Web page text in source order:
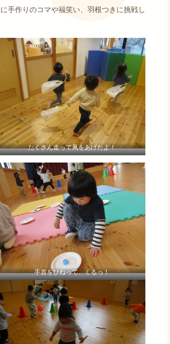
手作りのコマや福笑い、羽根つきに挑戦し
たくさん走って凧をあげたよ！
手首をひねって、くるっ！